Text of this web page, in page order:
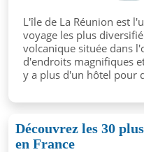
L'île de La Réunion est
voyage les plus
volcanique située dans
d'endroits magnifiques
y a plus d'un hôtel pour
Découvrez les 30
en France